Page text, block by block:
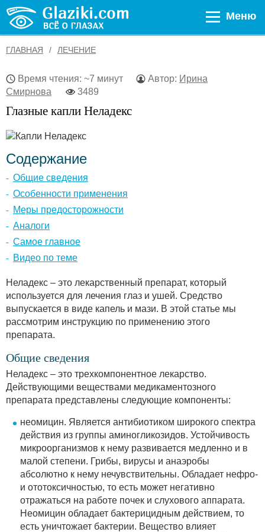
Меню
ГЛАВНАЯ ЛЕЧЕНИЕ
Время чтения: ~7 минут Автор: Ирина
Смирнова
3489
Глазные капли Неладекс
Содержание
Общие сведения
Особенности применения
Меры предосторожности
Аналоги
Самое главное
Видео по теме
Неладекс – это лекарственный препарат, который
используется для лечения глаз и ушей. Средство
выпускается в виде капель и мази. В этой статье мы
рассмотрим инструкцию по применению этого
препарата.
Общие сведения
Неладекс – это трехкомпонентное лекарство.
Действующими веществами медикаментозного
препарата представлены следующие компоненты:
неомицин. Является антибиотиком широкого спектра
действия из группы аминогликозидов. Устойчивость
микроорганизмов к нему развивается медленно и в
малой степени. Грибы, вирусы и анаэробы
абсолютно к нему нечувствительны. Обладает нефро-
и ототоксичностью, то есть может негативно
отражаться на работе почек и слухового аппарата.
Неомицин обладает бактерицидным действием, то
есть уничтожает бактерии. Вещество влияет